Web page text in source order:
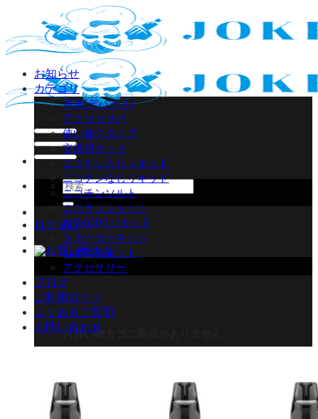
content
検
索
対
象:
ログイン
お買い物カゴに商品がありません。
カート0 商品 0
お知らせ
カテゴリ
本体(デバイス)
アクセサリー
使い捨てタイプ
交換用ポッド
ニコチン入りリキッド
ニコチンなしリキッド
ニコチンソルト
ニコチンショット
自作(DIY)リキッド
スターターキット
おすすめセット
アクセサリー
ブログ
ご利用ガイド
よくあるご質問
お問い合わせ